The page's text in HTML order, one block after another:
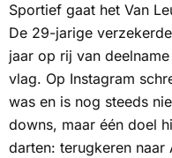
Sportief gaat het Van
De 29-jarige
jaar op rij van
vlag. Op Instagram
was en is nog steeds
downs, maar één doel
darten: terugkeren naar